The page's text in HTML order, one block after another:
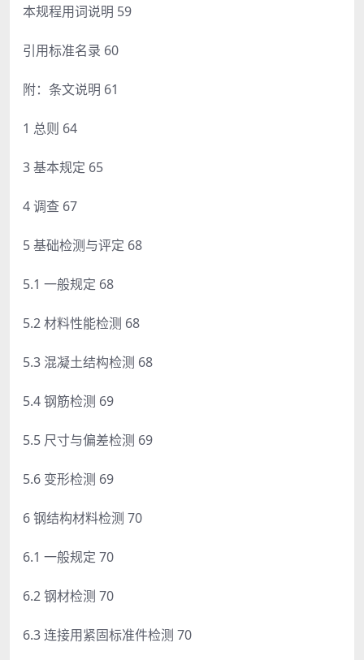
本规程用词说明 59
引用标准名录 60
附：条文说明 61
1 总则 64
3 基本规定 65
4 调查 67
5 基础检测与评定 68
5.1 一般规定 68
5.2 材料性能检测 68
5.3 混凝土结构检测 68
5.4 钢筋检测 69
5.5 尺寸与偏差检测 69
5.6 变形检测 69
6 钢结构材料检测 70
6.1 一般规定 70
6.2 钢材检测 70
6.3 连接用紧固标准件检测 70